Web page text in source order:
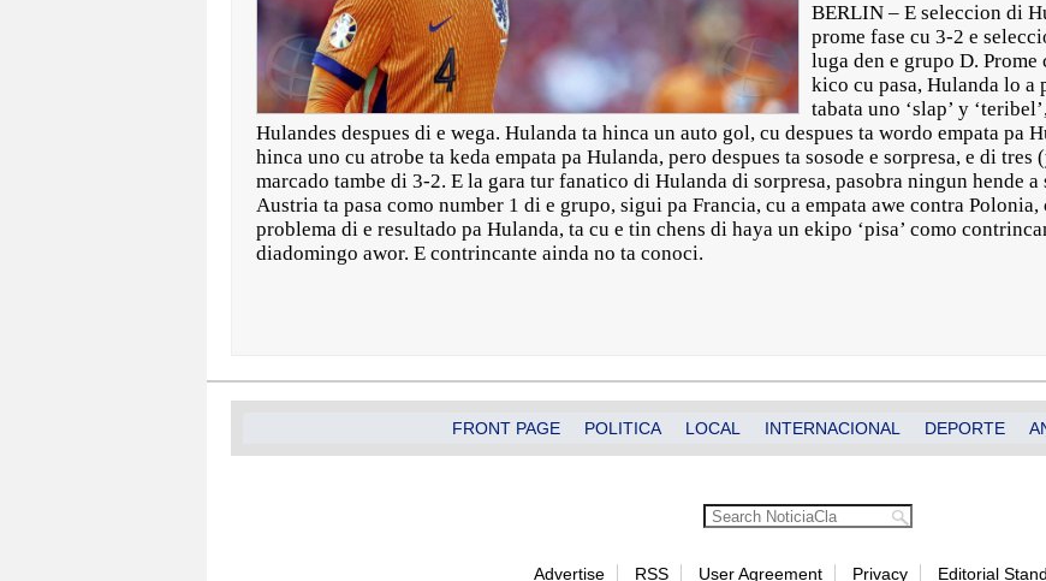
BERLIN – E seleccion di
prome fase cu 3-2 e
luga den e grupo D.
kico cu pasa, Hulanda lo a
tabata uno ‘slap’ y
Hulandes despues di e wega. Hulanda ta hinca un auto gol, cu despues ta wordo empata pa
hinca uno cu atrobe ta keda empata pa Hulanda, pero despues ta sosode e sorpresa, e di
marcado tambe di 3-2. E la gara tur fanatico di Hulanda di sorpresa, pasobra ningun hende
Austria ta pasa como number 1 di e grupo, sigui pa Francia, cu a empata awe contra
problema di e resultado pa Hulanda, ta cu e tin chens di haya un ekipo ‘pisa’ como
diadomingo awor. E contrincante ainda no ta conoci.
FRONT PAGE POLITICA LOCAL INTERNACIONAL DEPORTE
Advertise RSS User Agreement Privacy Editorial